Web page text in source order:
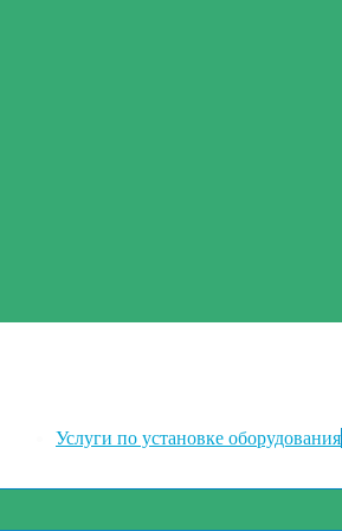
Услуги по установке оборудования